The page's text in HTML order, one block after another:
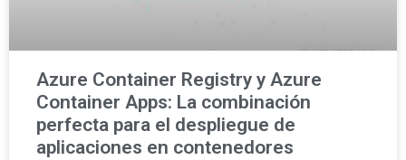
Azure Container Registry y Azure
Container Apps: La combinación
perfecta para el despliegue de
aplicaciones en contenedores